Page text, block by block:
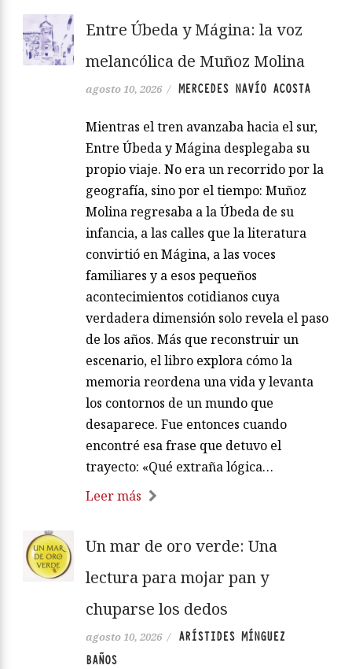
Entre Úbeda y Mágina: la voz
melancólica de Muñoz Molina
agosto 10, 2026 / MERCEDES NAVÍO ACOSTA
Mientras el tren avanzaba hacia el sur,
Entre Úbeda y Mágina desplegaba su
propio viaje. No era un recorrido por la
geografía, sino por el tiempo: Muñoz
Molina regresaba a la Úbeda de su
infancia, a las calles que la literatura
convirtió en Mágina, a las voces
familiares y a esos pequeños
acontecimientos cotidianos cuya
verdadera dimensión solo revela el paso
de los años. Más que reconstruir un
escenario, el libro explora cómo la
memoria reordena una vida y levanta
los contornos de un mundo que
desaparece. Fue entonces cuando
encontré esa frase que detuvo el
trayecto: «Qué extraña lógica…
Leer más
Un mar de oro verde: Una
lectura para mojar pan y
chuparse los dedos
agosto 10, 2026 /
ARÍSTIDES MÍNGUEZ
BAÑOS